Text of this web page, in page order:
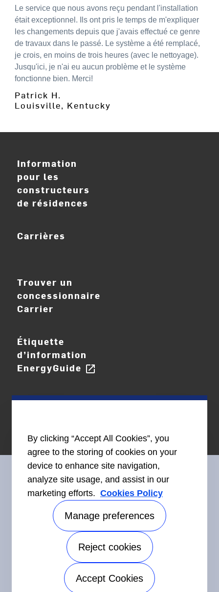
Le service que nous avons reçu pendant l'installation
était exceptionnel. Ils ont pris le temps de m'expliquer
les changements depuis que j'avais effectué ce genre
de travaux dans le passé. Le système a été remplacé,
je crois, en moins de trois heures (avec le nettoyage).
Jusqu'ici, je n'ai eu aucun problème et le système
fonctionne bien. Merci!
Patrick H.
Louisville, Kentucky
Information
pour les
constructeurs
de résidences
Carrières
Trouver un
concessionnaire
Carrier
Étiquette
d’information
EnergyGuide open_in_new
Restez en contact avec nous
©2026 Carrier. Tous droits réservés. Accessibilité
Avis sur la confidentialité Conditions d'utilisation
By clicking “Accept All Cookies”, you
agree to the storing of cookies on your
device to enhance site navigation,
analyze site usage, and assist in our
marketing efforts. Cookies Policy
Manage preferences
Reject cookies
Accept Cookies